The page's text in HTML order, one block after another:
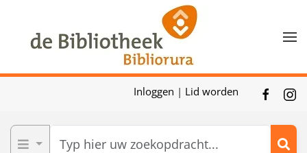
Skip to main content
Inloggen | Lid worden